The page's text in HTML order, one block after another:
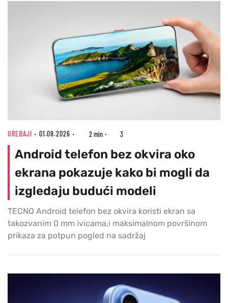
UREĐAJI 01.08.2026 2 min 3
Android telefon bez okvira oko
ekrana pokazuje kako bi mogli da
izgledaju budući modeli
TECNO Android telefon bez okvira koristi ekran sa
takozvanim 0 mm ivicama,i maksimalnom površinom
prikaza za potpun pogled na sadržaj